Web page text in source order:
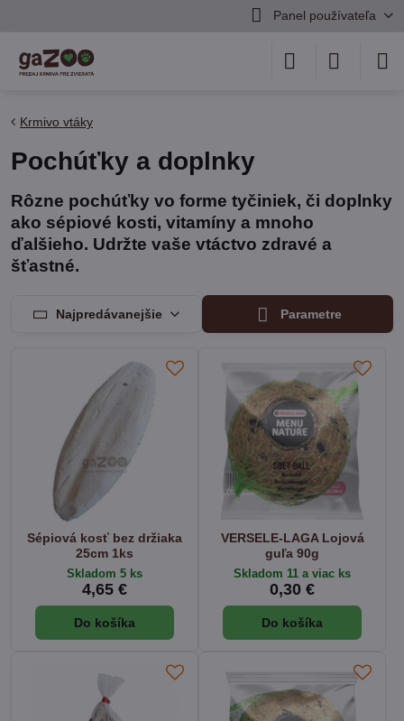
Panel používateľa
Krmivo vtáky
Pochúťky a doplnky
Rôzne pochúťky vo forme tyčiniek, či doplnky
ako sépiové kosti, vitamíny a mnoho
ďalšieho. Udržte vaše vtáctvo zdravé a
šťastné.
Najpredávanejšie Parametre
Sépiová kosť bez držiaka
25cm 1ks
Skladom 5 ks
4,65 €
Do košíka
VERSELE-LAGA Lojová
guľa 90g
Skladom 11 a viac ks
0,30 €
Do košíka